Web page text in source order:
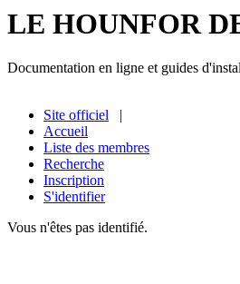
LE HOUNFOR
Documentation en ligne et guides
Site officiel |
Accueil
Liste des membres
Recherche
Inscription
S'identifier
Vous n'êtes pas identifié.